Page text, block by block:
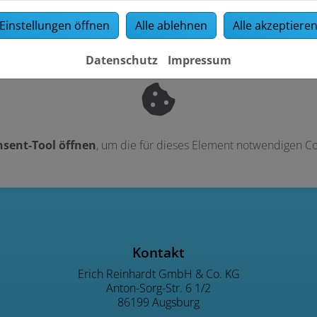
Tool öffnen, um die für dieses Element notwendigen
Kontakt
Erich Reinhardt GmbH & Co. KG
Anton-Sorg-Str. 6 1/2
86199 Augsburg
Einstellungen öffnen Alle ablehnen Alle akzeptieren
Datenschutz Impressum